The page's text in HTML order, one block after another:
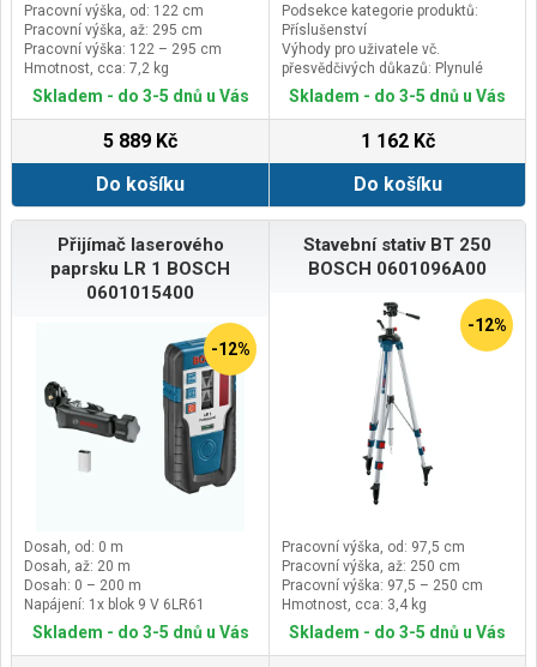
Pracovní výška, od: 122 cm
Pracovní výška, až: 295 cm
Pracovní výška: 122 – 295 cm
Hmotnost, cca: 7,2 kg
Skladem - do 3-5 dnů u Vás
5 889 Kč
Do košíku
Podsekce kategorie produktů:
Příslušenství
Výhody pro uživatele vč.
přesvědčivých důkazů: Plynulé
jemné polohování laserových čar
Rozměry nářadí (délka): 150 mm
Rozměry nářadí (výška): 113 mm
Skladem - do 3-5 dnů u Vás
1 162 Kč
Do košíku
Přijímač laserového
paprsku LR 1 BOSCH
0601015400
-12%
Dosah, od: 0 m
Dosah, až: 20 m
Dosah: 0 – 200 m
Napájení: 1x blok 9 V 6LR61
Skladem - do 3-5 dnů u Vás
Stavební stativ BT 250
BOSCH 0601096A00
-12%
Pracovní výška, od: 97,5 cm
Pracovní výška, až: 250 cm
Pracovní výška: 97,5 – 250 cm
Hmotnost, cca: 3,4 kg
Skladem - do 3-5 dnů u Vás